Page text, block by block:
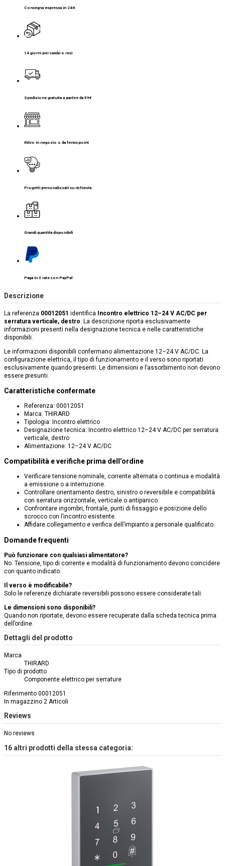
Consegna espressa in 24H
14 giorni per cambi o resi
Spedizione gratuita a partire da 59€
Ritiro in negozio o da fermopoint
Progetti personalizzati su richiesta
Grandi quantità disponibili
Paga in 3 rate con PayPal
Descrizione
La referenza 00012051 identifica
Incontro elettrico 12–24 V AC/DC per
serratura verticale, destro. La descrizione riporta esclusivamente
informazioni presenti nella designazione tecnica e nelle caratteristiche
disponibili.
Le informazioni disponibili confermano alimentazione 12–24 V AC/DC. La
configurazione elettrica, il tipo di funzionamento e il verso sono riportati
esclusivamente quando presenti. Le dimensioni e l’assorbimento non devono
essere presunti.
Caratteristiche confermate
Referenza: 00012051
Marca: THIRARD
Tipologia: Incontro elettrico
Designazione tecnica: Incontro elettrico 12–24 V AC/DC per serratura
verticale, destro
Alimentazione: 12–24 V AC/DC
Compatibilità e verifiche prima dell’ordine
Verificare tensione nominale, corrente alternata o continua e modalità
a emissione o a interruzione.
Controllare orientamento destro, sinistro o reversibile e compatibilità
con serratura orizzontale, verticale o antipanico.
Confrontare ingombri, frontale, punti di fissaggio e posizione dello
scrocco con l’incontro esistente.
Affidare collegamento e verifica dell’impianto a personale qualificato.
Domande frequenti
Può funzionare con qualsiasi alimentatore?
No. Tensione, tipo di corrente e modalità di funzionamento devono coincidere
con quanto indicato.
Il verso è modificabile?
Solo le referenze dichiarate reversibili possono essere considerate tali.
Le dimensioni sono disponibili?
Quando non riportate, devono essere recuperate dalla scheda tecnica prima
dell’ordine.
Dettagli del prodotto
Marca
THIRARD
Tipo di prodotto
Componente elettrico per serrature
Riferimento 00012051
In magazzino 2 Articoli
Reviews
No reviews
16 altri prodotti della stessa categoria: